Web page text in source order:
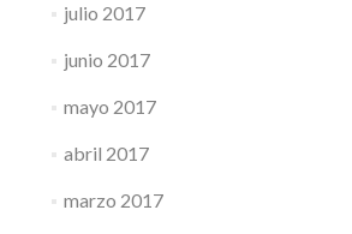
julio 2017
junio 2017
mayo 2017
abril 2017
marzo 2017